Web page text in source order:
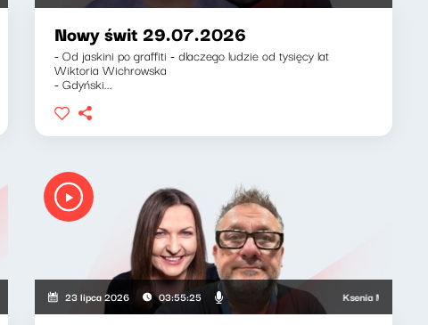
Nowy świt 29.07.2026
- Od jaskini po graffiti - dlaczego ludzie od tysięcy lat
Wiktoria Wichrowska
- Gdyński...
23 lipca 2026 03:55:25 Ksenia Maćczak,